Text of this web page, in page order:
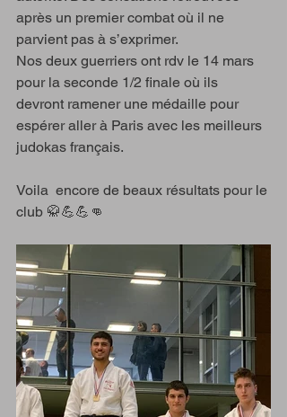
après un premier combat où il ne
parvient pas à s’exprimer.
Nos deux guerriers ont rdv le 14 mars
pour la seconde 1/2 finale où ils
devront ramener une médaille pour
espérer aller à Paris avec les meilleurs
judokas français.
Voila  encore de beaux résultats pour le
club 🥋💪💪👊